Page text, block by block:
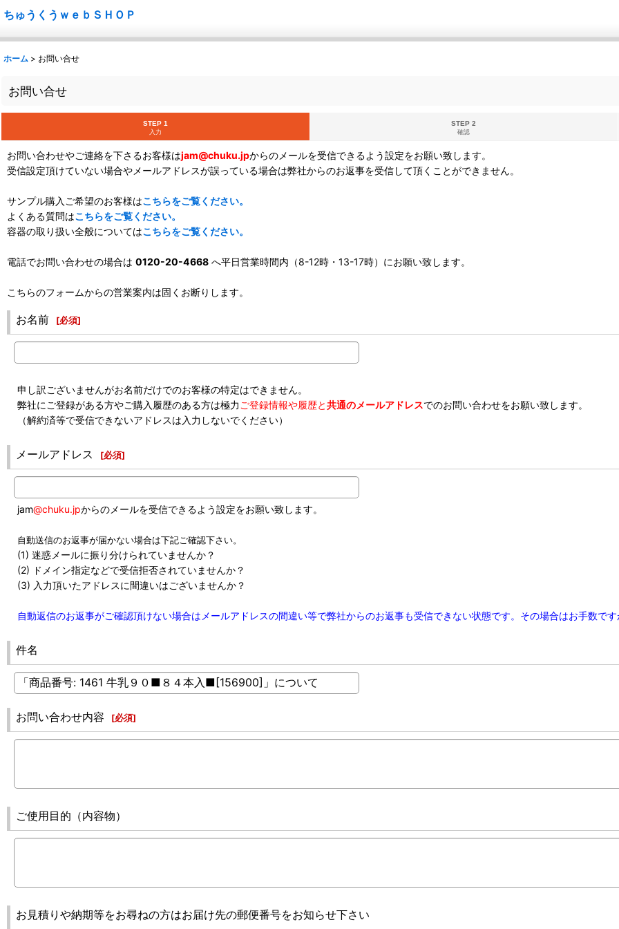
ちゅうくうｗｅｂＳＨＯＰ
ホーム > お問い合せ
お問い合せ
STEP 1
入力
STEP 2
確認
お問い合わせやご連絡を下さるお客様はjam@chuku.jpからのメールを受信できるよう設定をお願い致します。
受信設定頂けていない場合やメールアドレスが誤っている場合は弊社からのお返事を受信して頂くことができません。
サンプル購入ご希望のお客様はこちらをご覧ください。
よくある質問はこちらをご覧ください。
容器の取り扱い全般についてはこちらをご覧ください。
電話でお問い合わせの場合は 0120-20-4668 へ平日営業時間内（8-12時・13-17時）にお願い致します。
こちらのフォームからの営業案内は固くお断りします。
お名前 [必須]
申し訳ございませんがお名前だけでのお客様の特定はできません。
弊社にご登録がある方やご購入履歴のある方は極力 ご登録情報や履歴と共通のメールアドレスでのお問い合わせをお願い致します。
（解約済等で受信できないアドレスは入力しないでください）
メールアドレス [必須]
jam@chuku.jpからのメールを受信できるよう設定をお願い致します。
自動送信のお返事が届かない場合は下記ご確認下さい。
(1) 迷惑メールに振り分けられていませんか？
(2) ドメイン指定などで受信拒否されていませんか？
(3) 入力頂いたアドレスに間違いはございませんか？
自動返信のお返事がご確認頂けない場合はメールアドレスの間違い等で弊社からのお返事も受信できない状態です。その場合はお手数です
件名
お問い合わせ内容 [必須]
ご使用目的（内容物）
お見積りや納期等をお尋ねの方はお届け先の郵便番号をお知らせ下さい